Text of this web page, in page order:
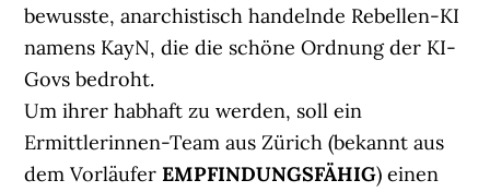
bewusste, anarchistisch handelnde Rebellen-KI
namens KayN, die die schöne Ordnung der KI-
Govs bedroht.
Um ihrer habhaft zu werden, soll ein
Ermittlerinnen-Team aus Zürich (bekannt aus
dem VorläuferEMPFINDUNGSFÄHIG) einen